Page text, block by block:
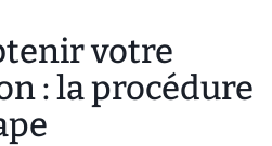
votre
: la procédure